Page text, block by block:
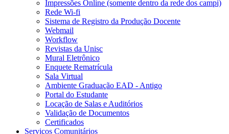
Impressões Online (somente dentro da rede dos campi)
Rede Wi-fi
Sistema de Registro da Produção Docente
Webmail
Workflow
Revistas da Unisc
Mural Eletrônico
Enquete Rematrícula
Sala Virtual
Ambiente Graduação EAD - Antigo
Portal do Estudante
Locação de Salas e Auditórios
Validação de Documentos
Certificados
Serviços Comunitários